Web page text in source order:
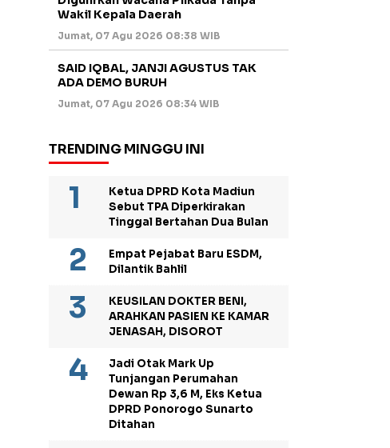
Wakil Kepala Daerah
Jumat, 07 Agu 2026 08:38 WIB
SAID IQBAL, JANJI AGUSTUS TAK
ADA DEMO BURUH
Jumat, 07 Agu 2026 08:34 WIB
TRENDING MINGGU INI
Ketua DPRD Kota Madiun
Sebut TPA Diperkirakan
Tinggal Bertahan Dua Bulan
Empat Pejabat Baru ESDM,
Dilantik Bahlil
KEUSILAN DOKTER BENI,
ARAHKAN PASIEN KE KAMAR
JENASAH, DISOROT
Jadi Otak Mark Up
Tunjangan Perumahan
Dewan Rp 3,6 M, Eks Ketua
DPRD Ponorogo Sunarto
Ditahan